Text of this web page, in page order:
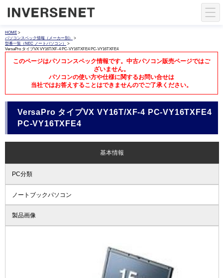
HOME >
パソコンスペック情報（メーカー別）
>
型番一覧（NEC ノートパソコン）
>
VersaPro タイプVX VY16T/XF-4 PC-VY16TXFE4 PC-VY16TXFE4
このページはパソコンスペック情報です。中古パソコン販売ページではご
ざいません。
パソコンの使い方や仕様に関するお問い合せは
当社ではお答えすることはできませんのでご了承ください。
VersaPro タイプVX VY16T/XF-4 PC-VY16TXFE4
PC-VY16TXFE4
基本情報
PC分類
ノートブックパソコン
製品画像